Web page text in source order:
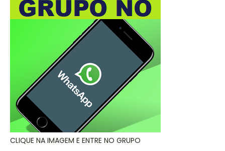
CLIQUE NA IMAGEM E ENTRE NO GRUPO